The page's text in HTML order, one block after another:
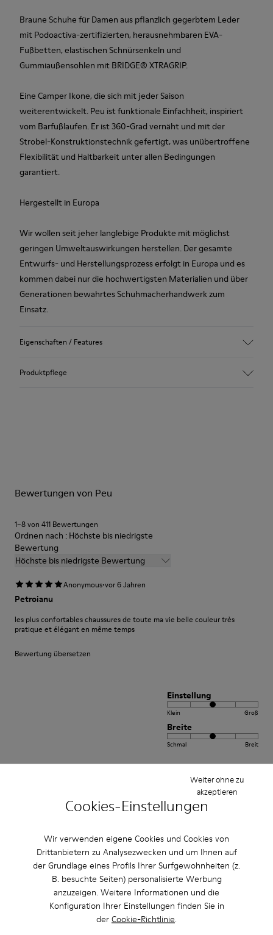
Cookies-Einstellungen
Wir verwenden eigene Cookies und Cookies von
Drittanbietern zu Analysezwecken und um Ihnen auf
der Grundlage eines Profils Ihrer Surfgewohnheiten (z.
B. besuchte Seiten) personalisierte Werbung
anzuzeigen. Weitere Informationen und die
Konfiguration Ihrer Einstellungen finden Sie in
der Cookie-Richtlinie.
Weiter ohne zu
akzeptieren
Braune Schuhe für Damen aus pflanzlich gegerbtem Leder
mit Podoactiva-zertifizierten, herausnehmbaren EVA-
Fußbetten, elastischen Schnürsenkeln und
Gummiaußensohlen mit BRIDGE® XTRAGRIP.
Eine Camper Ikone, die sich mit jeder Saison
weiterentwickelt. Peu ist funktionale Einfachheit, inspiriert
vom Barfußlaufen. Er ist 360-Grad vernäht und mit der
Strobel-Konstruktionstechnik gefertigt, was unübertroffene
Flexibilität und Haltbarkeit unter allen Bedingungen
garantiert.
Hergestellt in Europa
Wir wollen seit jeher langlebige Produkte mit möglichst
geringen Umweltauswirkungen herstellen. Der gesamte
Entwurfs- und Herstellungsprozess erfolgt in Europa und es
kommen dabei nur die hochwertigsten Materialien und über
Generationen bewahrtes Schuhmacherhandwerk zum
Einsatz.
Eigenschaften / Features
100 % Rindsleder
EVA-Fußbett
55,02 % Rindsleder, 44,98 % Recyceltes PET
Produktpflege
Schuhpflegeanleitung.
Bewertungen von Peu
1–8 von 411 Bewertungen
Ordnen nach : Höchste bis niedrigste
Bewertung
Höchste bis niedrigste Bewertung
Anonymous·vor 6 Jahren
Petroianu
les plus confortables chaussures de toute ma vie belle couleur très
pratique et élégant en même temps
Bewertung übersetzen
Einstellung
Klein Groß
Breite
Schmal Breit
Comfortable and stylish. Happy to own the shoes.
Bewertung übersetzen
Einstellung
Klein
Breite
Schmal